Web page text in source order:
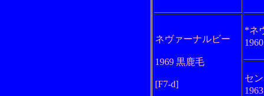
ネヴァーナルビー
1969 黒鹿毛
[F7-d]
*ネ
セ